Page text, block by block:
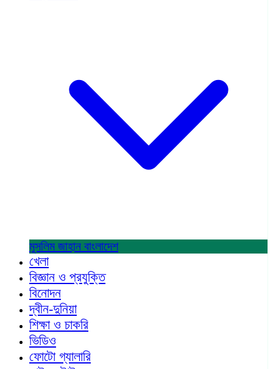
মুসলিম জাহান বাংলাদেশ
খেলা
বিজ্ঞান ও প্রযুক্তি
বিনোদন
দ্বীন-দুনিয়া
শিক্ষা ও চাকরি
ভিডিও
ফোটো গ্যালারি